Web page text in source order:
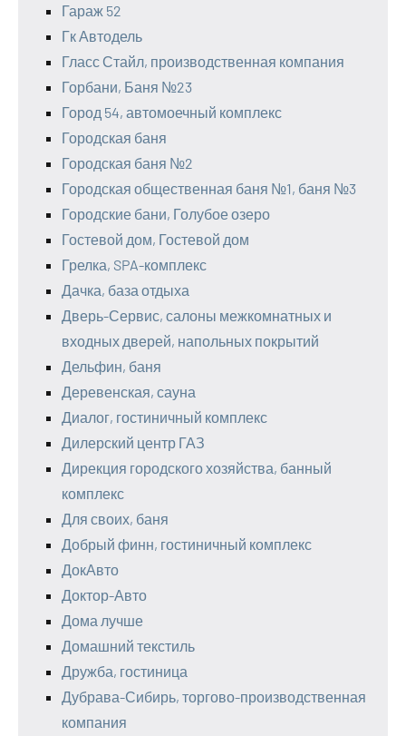
Гараж 52
Гк Автодель
Гласс Стайл, производственная компания
Горбани, Баня №23
Город 54, автомоечный комплекс
Городская баня
Городская баня №2
Городская общественная баня №1, баня №3
Городские бани, Голубое озеро
Гостевой дом, Гостевой дом
Грелка, SPA-комплекс
Дачка, база отдыха
Дверь-Сервис, салоны межкомнатных и
входных дверей, напольных покрытий
Дельфин, баня
Деревенская, сауна
Диалог, гостиничный комплекс
Дилерский центр ГАЗ
Дирекция городского хозяйства, банный
комплекс
Для своих, баня
Добрый финн, гостиничный комплекс
ДокАвто
Доктор-Авто
Дома лучше
Домашний текстиль
Дружба, гостиница
Дубрава-Сибирь, торгово-производственная
компания